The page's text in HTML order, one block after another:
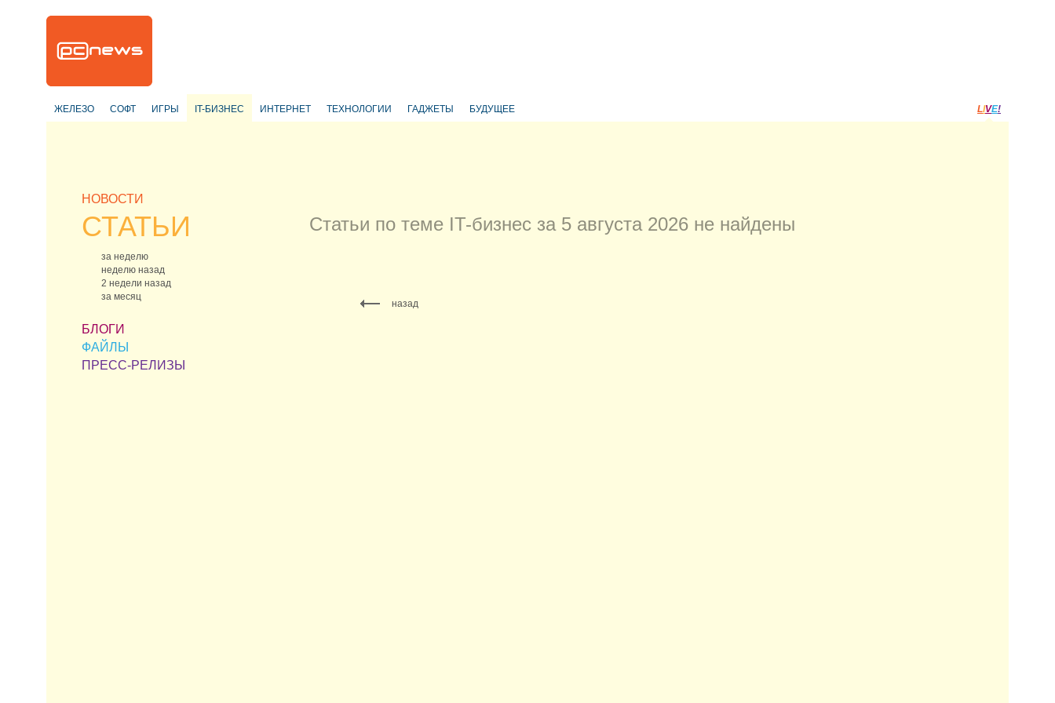
ЖЕЛЕЗО СОФТ ИГРЫ IT-БИЗНЕС ИНТЕРНЕТ ТЕХНОЛОГИИ ГАДЖЕТЫ БУДУЩЕЕ LIVE!
НОВОСТИ
СТАТЬИ
за неделю
неделю назад
2 недели назад
за месяц
БЛОГИ
ФАЙЛЫ
ПРЕСС-РЕЛИЗЫ
Статьи по теме IT-бизнес за 5 августа 2026 не найдены
назад